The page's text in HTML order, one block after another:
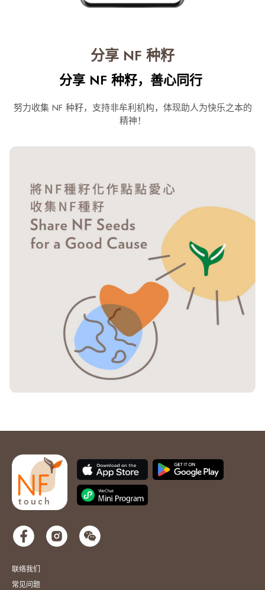
分享 NF 种籽
分享 NF 种籽，善心同行 ​
努力收集 NF 种籽，支持非牟利机构，体现助人为快乐之本的
精神！
联络我们
常见问题